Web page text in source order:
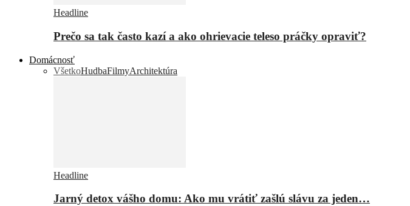
Headline
Prečo sa tak často kazí a ako ohrievacie teleso práčky opraviť?
Domácnosť
VšetkoHudbaFilmyArchitektúra
Headline
Jarný detox vášho domu: Ako mu vrátiť zašlú slávu za jeden…